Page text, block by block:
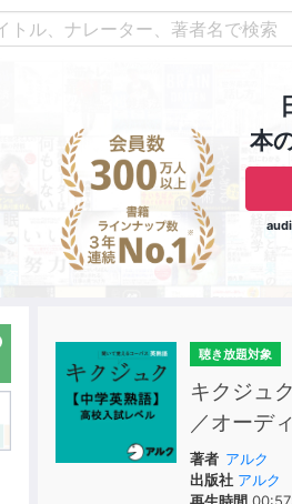
本
聴き放題対象
キクジュ
／オーデ
著者 アルク
出版社 アルク
再生時間